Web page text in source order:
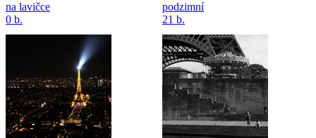
na lavičce
0 b.
podzimní
21 b.